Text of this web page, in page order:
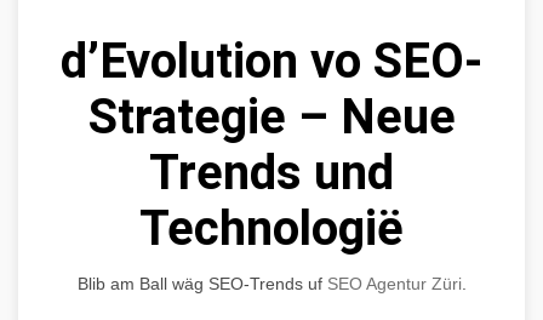
d’Evolution vo SEO-
Strategie – Neue
Trends und
Technologië
Blib am Ball wäg SEO-Trends uf SEO Agentur Züri.